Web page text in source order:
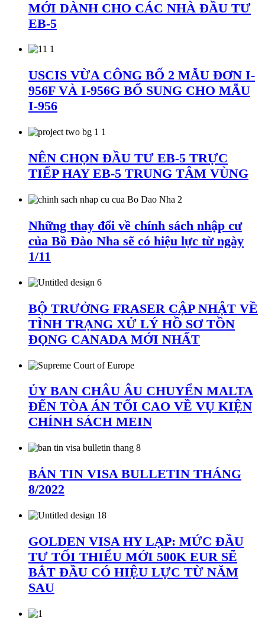
MỚI DÀNH CHO CÁC NHÀ ĐẦU TƯ
EB-5
USCIS VỪA CÔNG BỐ 2 MẪU ĐƠN I-
956F VÀ I-956G BỔ SUNG CHO MẪU
I-956
NÊN CHỌN ĐẦU TƯ EB-5 TRỰC
TIẾP HAY EB-5 TRUNG TÂM VÙNG
Những thay đổi về chính sách nhập cư
của Bồ Đào Nha sẽ có hiệu lực từ ngày
1/11
BỘ TRƯỞNG FRASER CẬP NHẬT VỀ
TÌNH TRẠNG XỬ LÝ HỒ SƠ TỒN
ĐỌNG CANADA MỚI NHẤT
ỦY BAN CHÂU ÂU CHUYỂN MALTA
ĐẾN TÒA ÁN TỐI CAO VỀ VỤ KIỆN
CHÍNH SÁCH MEIN
BẢN TIN VISA BULLETIN THÁNG
8/2022
GOLDEN VISA HY LẠP: MỨC ĐẦU
TƯ TỐI THIỂU MỚI 500K EUR SẼ
BẮT ĐẦU CÓ HIỆU LỰC TỪ NĂM
SAU